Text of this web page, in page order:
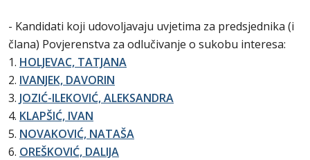
- Kandidati koji udovoljavaju uvjetima za predsjednika (i
člana) Povjerenstva za odlučivanje o sukobu interesa:
1. HOLJEVAC, TATJANA
2. IVANJEK, DAVORIN
3. JOZIĆ-ILEKOVIĆ, ALEKSANDRA
4. KLAPŠIĆ, IVAN
5. NOVAKOVIĆ, NATAŠA
6. OREŠKOVIĆ, DALIJA